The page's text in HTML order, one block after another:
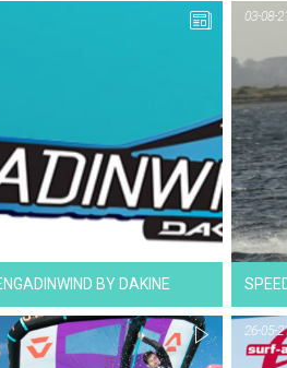
16-08-21
VIDEO
BY DAKINE
03-08-
26-05-